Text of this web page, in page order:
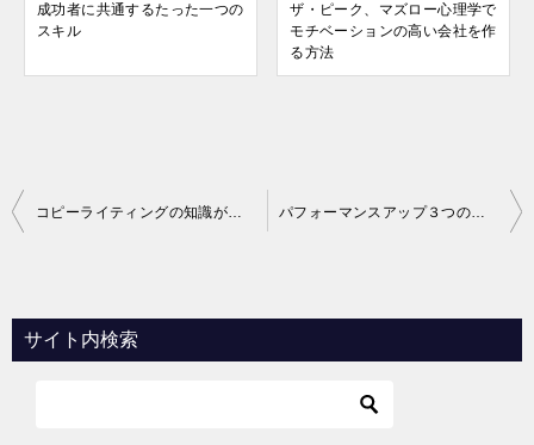
成功者に共通するたった一つの
スキル
ザ・ピーク、マズロー心理学で
モチベーションの高い会社を作
る方法
投
ビ
ゲ
コピーライティングの知識がなくても売れるようになる「現代広告の心理技術101」 パフォーマンスアップ３つの法則
サイト内検索